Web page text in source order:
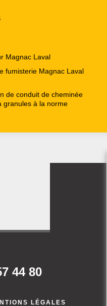
Magnac Laval
fumisterie Magnac Laval
de conduit de cheminée
granules à la norme
44 80
LÉGALES